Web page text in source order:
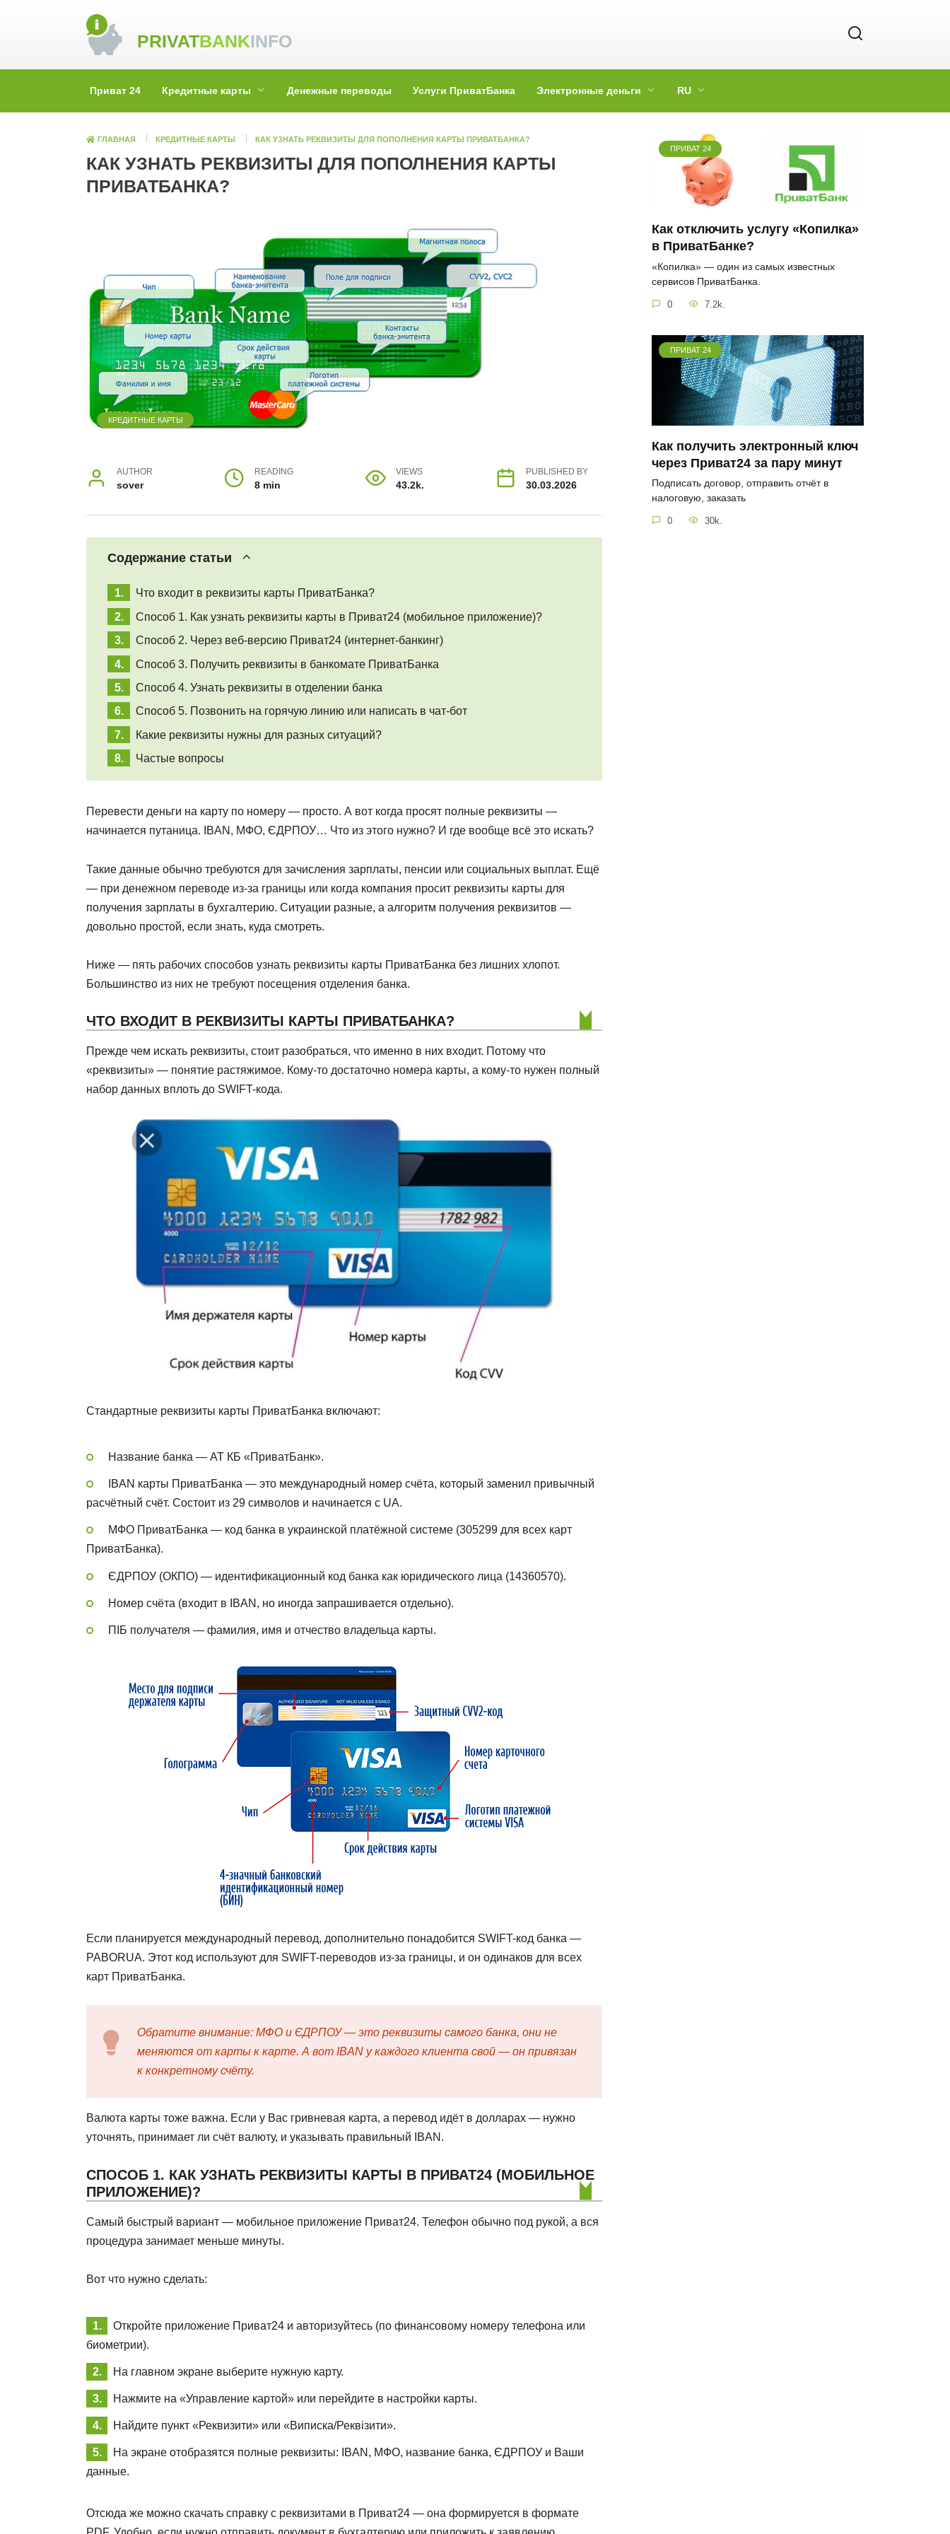
PRIVATBANKINFO
Приват 24 Кредитные карты Денежные переводы Услуги ПриватБанка Электронные деньги RU
ГЛАВНАЯ КРЕДИТНЫЕ КАРТЫ КАК УЗНАТЬ РЕКВИЗИТЫ ДЛЯ ПОПОЛНЕНИЯ КАРТЫ ПРИВАТБАНКА?
КАК УЗНАТЬ РЕКВИЗИТЫ ДЛЯ ПОПОЛНЕНИЯ КАРТЫ
ПРИВАТБАНКА?
КРЕДИТНЫЕ КАРТЫ
AUTHOR
sover
READING
8 min
VIEWS
43.2k.
PUBLISHED BY
30.03.2026
Содержание статьи
Что входит в реквизиты карты ПриватБанка?
Способ 1. Как узнать реквизиты карты в Приват24 (мобильное приложение)?
Способ 2. Через веб-версию Приват24 (интернет-банкинг)
Способ 3. Получить реквизиты в банкомате ПриватБанка
Способ 4. Узнать реквизиты в отделении банка
Способ 5. Позвонить на горячую линию или написать в чат-бот
Какие реквизиты нужны для разных ситуаций?
Частые вопросы
Перевести деньги на карту по номеру — просто. А вот когда просят полные реквизиты —
начинается путаница. IBAN, МФО, ЄДРПОУ… Что из этого нужно? И где вообще всё это искать?
Такие данные обычно требуются для зачисления зарплаты, пенсии или социальных выплат. Ещё
— при денежном переводе из-за границы или когда компания просит реквизиты карты для
получения зарплаты в бухгалтерию. Ситуации разные, а алгоритм получения реквизитов —
довольно простой, если знать, куда смотреть.
Ниже — пять рабочих способов узнать реквизиты карты ПриватБанка без лишних хлопот.
Большинство из них не требуют посещения отделения банка.
ЧТО ВХОДИТ В РЕКВИЗИТЫ КАРТЫ ПРИВАТБАНКА?
Прежде чем искать реквизиты, стоит разобраться, что именно в них входит. Потому что
«реквизиты» — понятие растяжимое. Кому-то достаточно номера карты, а кому-то нужен полный
набор данных вплоть до SWIFT-кода.
Стандартные реквизиты карты ПриватБанка включают:
Название банка — АТ КБ «ПриватБанк».
IBAN карты ПриватБанка — это международный номер счёта, который заменил привычный
расчётный счёт. Состоит из 29 символов и начинается с UA.
МФО ПриватБанка — код банка в украинской платёжной системе (305299 для всех карт
ПриватБанка).
ЄДРПОУ (ОКПО) — идентификационный код банка как юридического лица (14360570).
Номер счёта (входит в IBAN, но иногда запрашивается отдельно).
ПІБ получателя — фамилия, имя и отчество владельца карты.
Если планируется международный перевод, дополнительно понадобится SWIFT-код банка —
PABORUA. Этот код используют для SWIFT-переводов из-за границы, и он одинаков для всех
карт ПриватБанка.
Обратите внимание: МФО и ЄДРПОУ — это реквизиты самого банка, они не
меняются от карты к карте. А вот IBAN у каждого клиента свой — он привязан
к конкретному счёту.
Валюта карты тоже важна. Если у Вас гривневая карта, а перевод идёт в долларах — нужно
уточнять, принимает ли счёт валюту, и указывать правильный IBAN.
СПОСОБ 1. КАК УЗНАТЬ РЕКВИЗИТЫ КАРТЫ В ПРИВАТ24 (МОБИЛЬНОЕ
ПРИЛОЖЕНИЕ)?
Самый быстрый вариант — мобильное приложение Приват24. Телефон обычно под рукой, а вся
процедура занимает меньше минуты.
Вот что нужно сделать:
Откройте приложение Приват24 и авторизуйтесь (по финансовому номеру телефона или
биометрии).
На главном экране выберите нужную карту.
Нажмите на «Управление картой» или перейдите в настройки карты.
Найдите пункт «Реквизити» или «Виписка/Реквізити».
На экране отобразятся полные реквизиты: IBAN, МФО, название банка, ЄДРПОУ и Ваши
данные.
Отсюда же можно скачать справку с реквизитами в Приват24 — она формируется в формате
ПРИВАТ 24
Как отключить услугу «Копилка»
в ПриватБанке?
«Копилка» — один из самых известных
сервисов ПриватБанка.
0 7.2k.
ПРИВАТ 24
Как получить электронный ключ
через Приват24 за пару минут
Подписать договор, отправить отчёт в
налоговую, заказать
0 30k.